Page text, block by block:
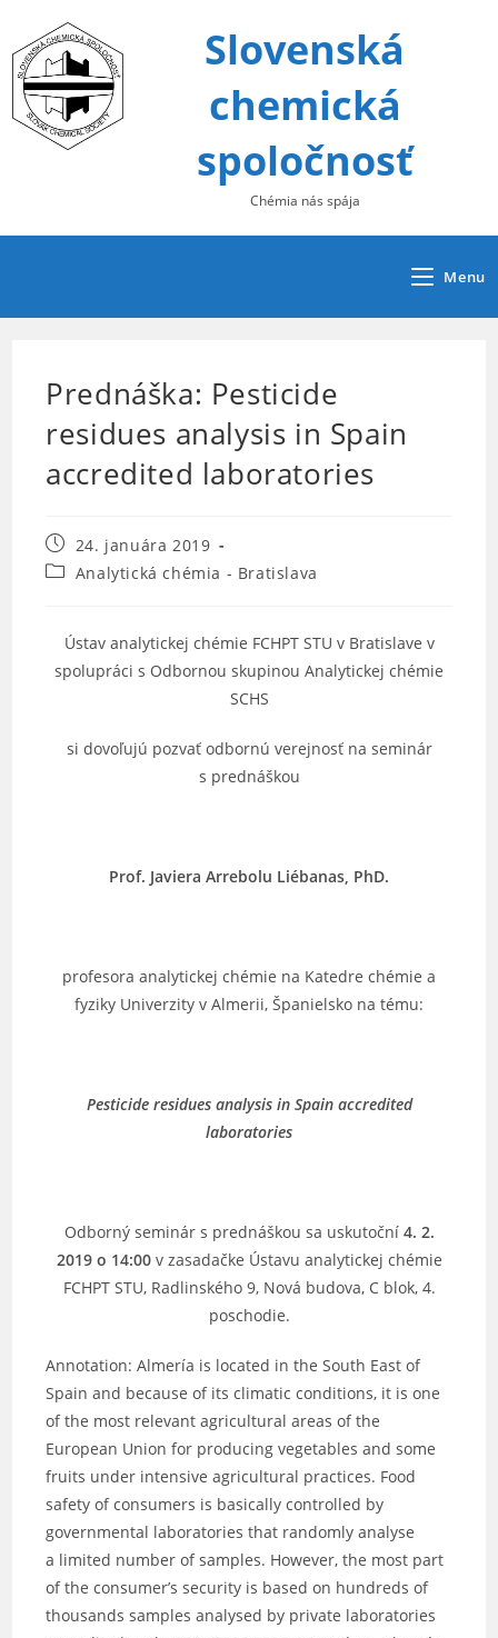
content
Slovenská
chemická
spoločnosť
Chémia nás spája
Menu
Prednáška: Pesticide
residues analysis in Spain
accredited laboratories
Post
published:
24. januára 2019
PostAnalytická chémia - Bratislava
Ústav analytickej chémie FCHPT STU v Bratislave v
spolupráci s Odbornou skupinou Analytickej chémie
SCHS
si dovoľujú pozvať odbornú verejnosť na seminár
s prednáškou
Prof. Javiera Arrebolu Liébanas, PhD.
profesora analytickej chémie na Katedre chémie a
fyziky Univerzity v Almerii, Španielsko na tému:
Pesticide residues analysis in Spain accredited
laboratories
Odborný seminár s prednáškou sa uskutoční 4. 2.
2019 o 14:00v zasadačke Ústavu analytickej chémie
FCHPT STU, Radlinského 9, Nová budova, C blok, 4.
poschodie.
Annotation: Almería is located in the South East of
Spain and because of its climatic conditions, it is one
of the most relevant agricultural areas of the
European Union for producing vegetables and some
fruits under intensive agricultural practices. Food
safety of consumers is basically controlled by
governmental laboratories that randomly analyse
a limited number of samples. However, the most part
of the consumer’s security is based on hundreds of
thousands samples analysed by private laboratories